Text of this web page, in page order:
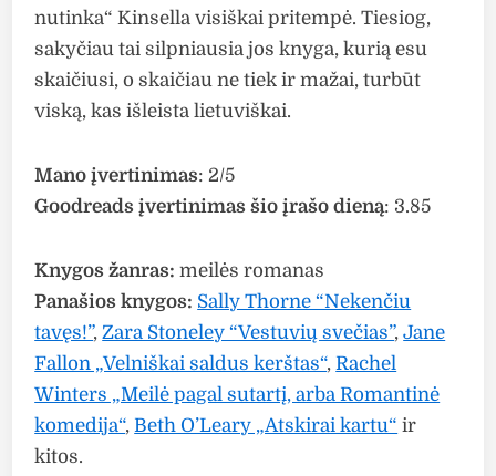
nutinka“ Kinsella visiškai pritempė. Tiesiog,
sakyčiau tai silpniausia jos knyga, kurią esu
skaičiusi, o skaičiau ne tiek ir mažai, turbūt
viską, kas išleista lietuviškai.
Mano įvertinimas: 2/5
Goodreads įvertinimas šio įrašo dieną: 3.85
Knygos žanras: meilės romanas
Panašios knygos: Sally Thorne “Nekenčiu
tavęs!”,Zara Stoneley “Vestuvių svečias”,Jane
Fallon „Velniškai saldus kerštas“,Rachel
Winters „Meilė pagal sutartį, arba Romantinė
komedija“,Beth O’Leary „Atskirai kartu“ ir
kitos.